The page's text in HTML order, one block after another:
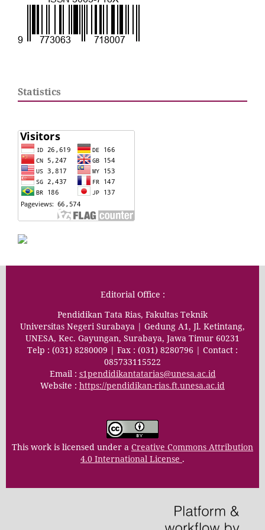
Statistics
Editorial Office :
Pendidikan Tata Rias, Fakultas Teknik
Universitas Negeri Surabaya | Gedung A1, Jl. Ketintang,
UNESA, Kec. Gayungan, Surabaya, Jawa Timur 60231
Telp : (031) 8280009 | Fax : (031) 8280796 | Contact :
085733115522
Email : s1pendidikantatarias@unesa.ac.id
Website : https://pendidikan-rias.ft.unesa.ac.id
This work is licensed under a Creative Commons Attribution
4.0 International License .